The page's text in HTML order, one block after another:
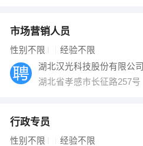
市场营销人员
性别不限 经验不限
湖北汉光科技股份有限公司
湖北省孝感市长征路257号
行政专员
性别不限 经验不限